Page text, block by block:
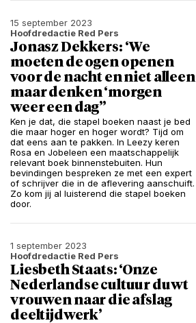
15 september 2023
Hoofdredactie Red Pers
Jonasz Dekkers: ‘We
moeten de ogen openen
voor de nacht en niet alleen
maar denken ‘morgen
weer een dag”
Ken je dat, die stapel boeken naast je bed
die maar hoger en hoger wordt? Tijd om
dat eens aan te pakken. In Leezy keren
Rosa en Jobeleen een maatschappelijk
relevant boek binnenstebuiten. Hun
bevindingen bespreken ze met een expert
of schrijver die in de aflevering aanschuift.
Zo kom jij al luisterend die stapel boeken
door.
1 september 2023
Hoofdredactie Red Pers
Liesbeth Staats: ‘Onze
Nederlandse cultuur duwt
vrouwen naar die afslag
deeltijdwerk’